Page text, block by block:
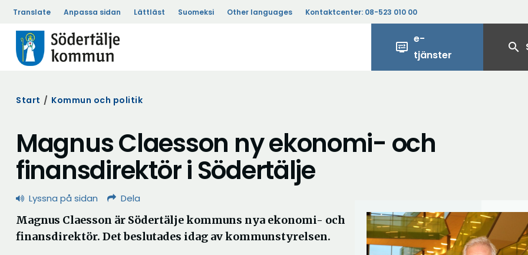
Translate Anpassa sidan Lättläst Suomeksi Other languages Kontaktcenter: 08-523 010 00
display_settings
e-
tjänster
search
Start / Kommun och politik
Magnus Claesson ny ekonomi- och
finansdirektör i Södertälje
Lyssna på sidan Dela
Magnus Claesson är Södertälje kommuns nya ekonomi- och
finansdirektör. Det beslutades idag av kommunstyrelsen.